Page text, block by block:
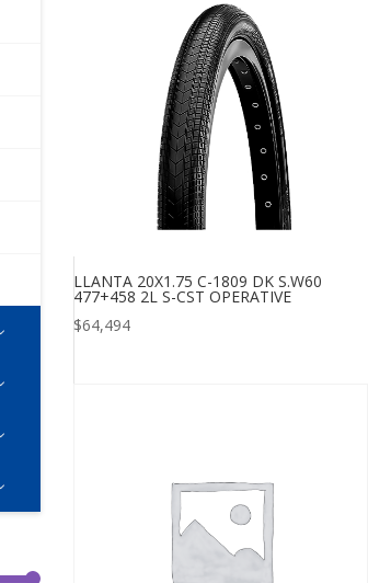
LLANTA 20X1.75 C-1809 DK S.W60
477+458 2L S-CST OPERATIVE
$64,494